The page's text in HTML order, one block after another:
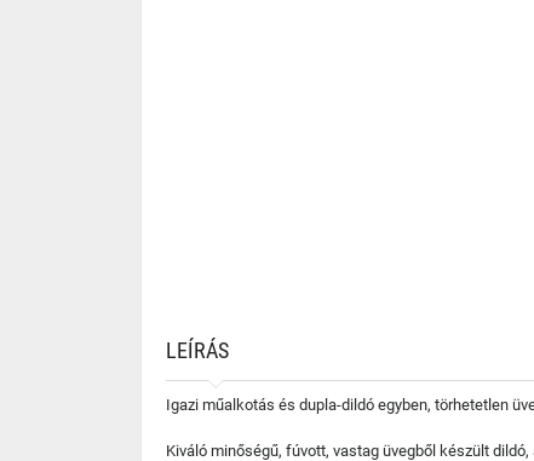
LEÍRÁS
Igazi műalkotás és dupla-dildó egyben, törhetetlen
Kiváló minőségű, fúvott, vastag üvegből készült